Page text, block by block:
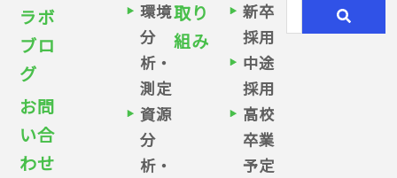
ラボ
ブロ
グ
お問
い合
わせ
環境
分
析・
測定
資源
分
析・
取り
組み
新卒
採用
中途
採用
高校
卒業
予定